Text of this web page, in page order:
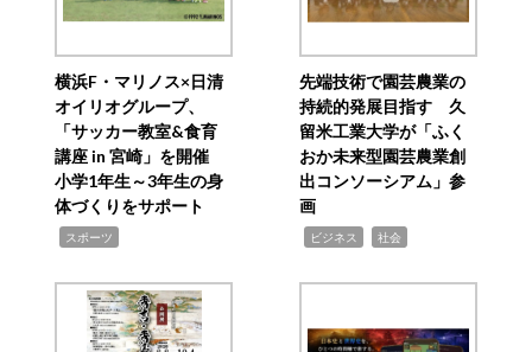
横浜F・マリノス×日清
オイリオグループ、
「サッカー教室&食育
講座 in 宮崎」を開催
小学1年生～3年生の身
体づくりをサポート
スポーツ
先端技術で園芸農業の
持続的発展目指す 久
留米工業大学が「ふく
おか未来型園芸農業創
出コンソーシアム」参
画
ビジネス 社会